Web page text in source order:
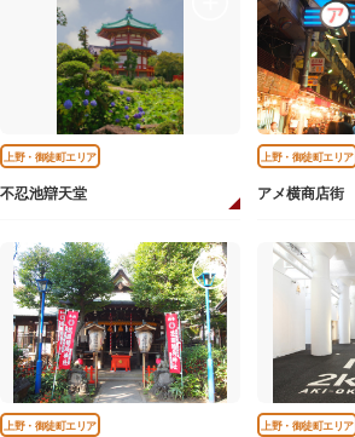
上野・御徒町エリア
不忍池辯天堂
上野・御徒町エリア
アメ横商店街
上野・御徒町エリア 上野・御徒町エリア